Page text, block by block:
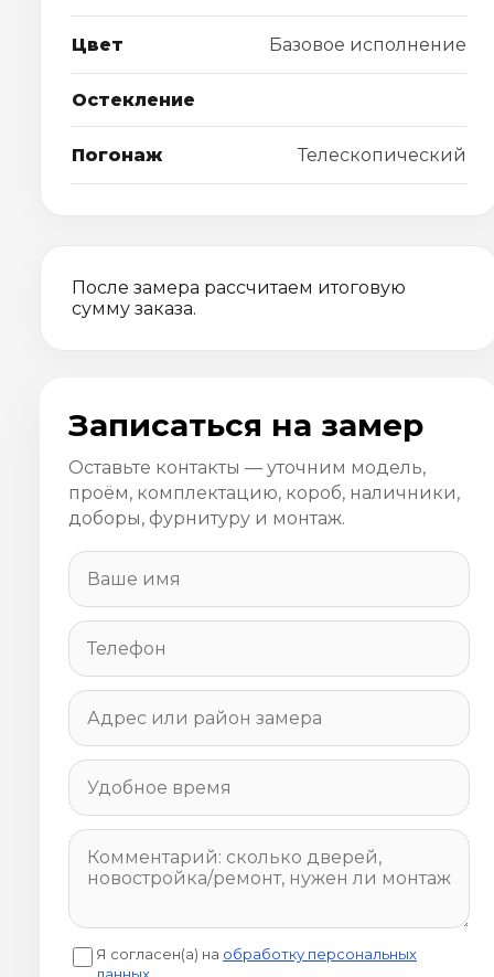
Цвет Базовое исполнение
Остекление
Погонаж Телескопический
После замера рассчитаем итоговую
сумму заказа.
Записаться на замер
Оставьте контакты — уточним модель,
проём, комплектацию, короб, наличники,
доборы, фурнитуру и монтаж.
Я согласен(а) на обработку персональных